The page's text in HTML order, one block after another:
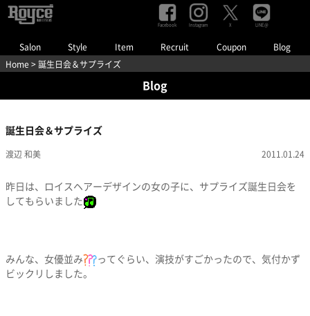
Salon Style Item Recruit Coupon Blog
Facebook Instagram X LINE@
Home > 誕生日会＆サプライズ
Blog
誕生日会＆サプライズ
渡辺 和美 2011.01.24
昨日は、ロイスヘアーデザインの女の子に、サプライズ誕生日会を
してもらいました
みんな、女優並み
ってぐらい、演技がすごかったので、気付かず
ビックリしました。